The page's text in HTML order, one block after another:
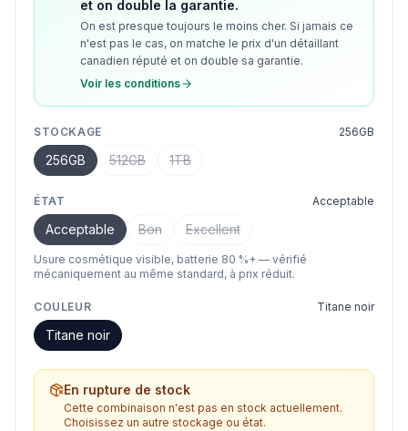
et on double la garantie.
On est presque toujours le moins cher. Si jamais ce
n'est pas le cas, on matche le prix d'un détaillant
canadien réputé et on double sa garantie.
Voir les conditions
STOCKAGE 256GB
256GB 512GB 1TB
ÉTAT Acceptable
Acceptable Bon Excellent
Usure cosmétique visible, batterie 80 %+ — vérifié
mécaniquement au même standard, à prix réduit.
COULEUR Titane noir
Titane noir
En rupture de stock
Cette combinaison n'est pas en stock actuellement.
Choisissez un autre stockage ou état.